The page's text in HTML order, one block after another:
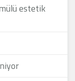
estetik